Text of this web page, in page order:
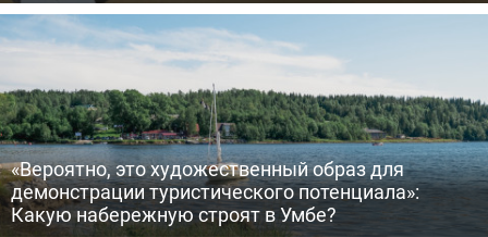
«Вероятно, это художественный образ для
демонстрации туристического потенциала»:
Какую набережную строят в Умбе?